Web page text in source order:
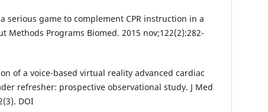
serious game to complement CPR instruction in a
Methods Programs Biomed. 2015 nov;122(2):282-
of a voice-based virtual reality advanced cardiac
refresher: prospective observational study. J Med
DOI